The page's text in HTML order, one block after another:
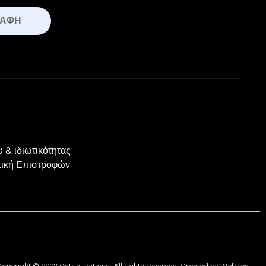
ιδιωτικότητας
Επιστροφών